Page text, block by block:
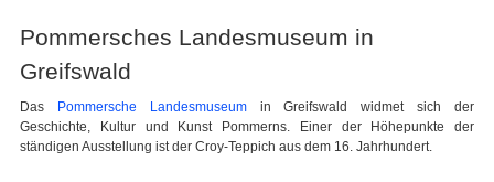
Pommersches Landesmuseum in
Greifswald
Das Pommersche Landesmuseumin Greifswald widmet sich der
Geschichte, Kultur und Kunst Pommerns. Einer der Höhepunkte der
ständigen Ausstellung ist der Croy-Teppich aus dem 16. Jahrhundert.